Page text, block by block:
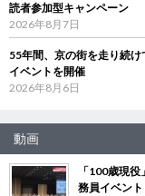
読者参加型キャンペーン
2026年8月7日
55年間、京の街を走り続
イベントを開催
2026年8月6日
動画
「100歳現
務員イベント